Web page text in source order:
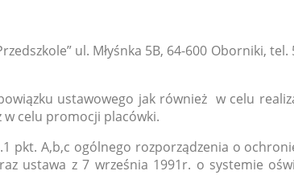
ul. Młyśnka 5B, 64-600 Oborniki,
ustawowego jak również w celu
w celu promocji placówki.
A,b,c ogólnego rozporządzenia o
ustawa z 7 września 1991r. o systemie